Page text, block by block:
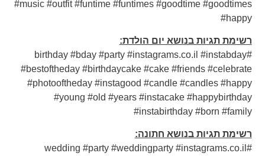
#music #outfit #funtime #funtimes #goodtime #goodtimes
#happy
רשימת תגיות בנושא יום הולדת:
#birthday #bday #party #instagrams.co.il #instabday
#bestoftheday #birthdaycake #cake #friends #celebrate
#photooftheday #instagood #candle #candles #happy
#young #old #years #instacake #happybirthday
#instabirthday #born #family
רשימת תגיות בנושא חתונה:
#wedding #party #weddingparty #instagrams.co.il